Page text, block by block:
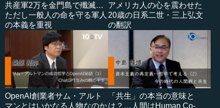
共産軍2万を金門島で殲滅…
ただし一般人の命を守る軍人
の本義を重視
アメリカ人の心を震わせた
20歳の日系二世・三上弘文
の翻訳
OpenAI創業者サム・アルト
マンとはいかなる人物なのか
「共生」の本当の意味と
は？…人間はHuman Co-